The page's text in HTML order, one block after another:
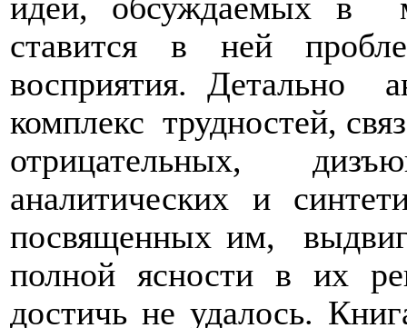
идей, обсуждаемых в
ставится в ней
восприятия. Детально
комплекс трудностей,
отрицательных,
аналитических и
посвященных им,
полной ясности в их
достичь не удалось.